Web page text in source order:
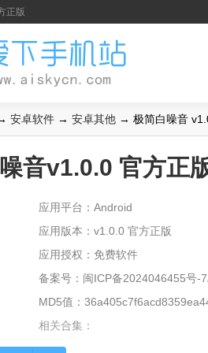
正版
安卓软件 → 安卓其他 → 极简白噪音
音v1.0.0 官方正
应用平台：Android
应用版本：v1.0.0 官方正版
应用授权：免费软件
备案号： 闽ICP备2024046455号-
MD5值：
相关合集：